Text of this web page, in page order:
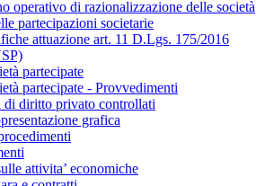
operativo di razionalizzazione delle società
partecipazioni societarie
attuazione art. 11 D.Lgs. 175/2016
partecipate
partecipate - Provvedimenti
di diritto privato controllati
grafica
attivita’ economiche